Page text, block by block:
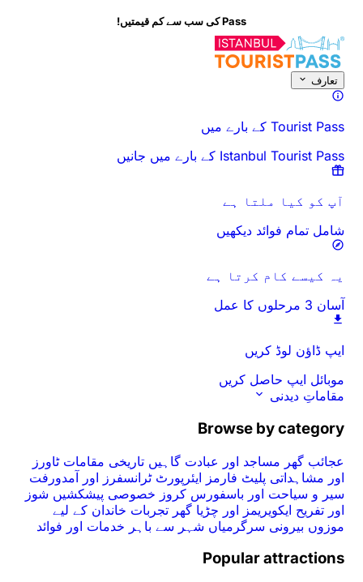
Pass کی سب سے کم قیمتیں!
تعارف
Tourist Pass کے بارے میں
Istanbul Tourist Pass کے بارے میں جانیں
آپ کو کیا ملتا ہے
شامل تمام فوائد دیکھیں
یہ کیسے کام کرتا ہے
آسان 3 مرحلوں کا عمل
ایپ ڈاؤن لوڈ کریں
موبائل ایپ حاصل کریں
مقاماتِ دیدنی
Browse by category
عجائب گھر مساجد اور عبادت گاہیں تاریخی مقاماتٹاورز
اور مشاہداتی پلیٹ فارمز ایئرپورٹ ٹرانسفرز اور آمدورفت
سیر و سیاحت اور باسفورس کروز خصوصی پیشکشیں شوز
اور تفریح ایکویریمز اور چڑیا گھر تجربات خاندان کے لیے
موزوں بیرونی سرگرمیاں شہر سے باہر خدمات اور فوائد
Popular attractions
اس سرگرمی کے بارے میں جائزہ اوقات اور دورانیہ